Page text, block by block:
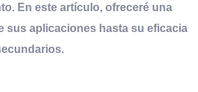
En este artículo, ofreceré una
sus aplicaciones hasta su eficacia